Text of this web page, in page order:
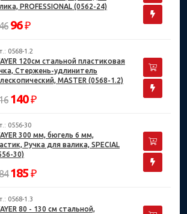
PROFESSIONAL (0562-24)
96₽
0568-1.2
120см стальной пластиковая
Стержень-удлинитель
MASTER (0568-1.2)
140₽
0556-30
300 мм, бюгель 6 мм,
Ручка для валика, SPECIAL
30)
185 ₽
0568-1.3
80 - 130 см стальной,